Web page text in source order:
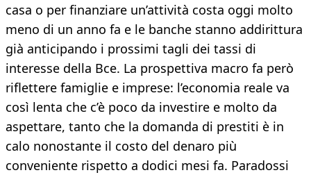
casa o per finanziare un’attività costa oggi molto
meno di un anno fa e le banche stanno addirittura
già anticipando i prossimi tagli dei tassi di
interesse della Bce. La prospettiva macro fa però
riflettere famiglie e imprese: l’economia reale va
così lenta che c’è poco da investire e molto da
aspettare, tanto che la domanda di prestiti è in
calo nonostante il costo del denaro più
conveniente rispetto a dodici mesi fa. Paradossi